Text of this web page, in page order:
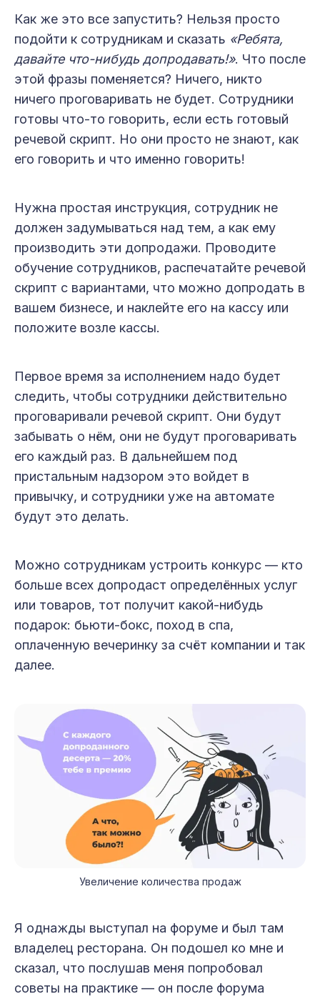
Как же это все запустить? Нельзя просто
подойти к сотрудникам и сказать «Ребята,
давайте что-нибудь допродавать!». Что после
этой фразы поменяется? Ничего, никто
ничего проговаривать не будет. Сотрудники
готовы что-то говорить, если есть готовый
речевой скрипт. Но они просто не знают, как
его говорить и что именно говорить!
Нужна простая инструкция, сотрудник не
должен задумываться над тем, а как ему
производить эти допродажи. Проводите
обучение сотрудников, распечатайте речевой
скрипт с вариантами, что можно допродать в
вашем бизнесе, и наклейте его на кассу или
положите возле кассы.
Первое время за исполнением надо будет
следить, чтобы сотрудники действительно
проговаривали речевой скрипт. Они будут
забывать о нём, они не будут проговаривать
его каждый раз. В дальнейшем под
пристальным надзором это войдет в
привычку, и сотрудники уже на автомате
будут это делать.
Можно сотрудникам устроить конкурс — кто
больше всех допродаст определённых услуг
или товаров, тот получит какой-нибудь
подарок: бьюти-бокс, поход в спа,
оплаченную вечеринку за счёт компании и так
далее.
Увеличение количества продаж
Я однажды выступал на форуме и был там
владелец ресторана. Он подошел ко мне и
сказал, что послушав меня попробовал
советы на практике — он после форума